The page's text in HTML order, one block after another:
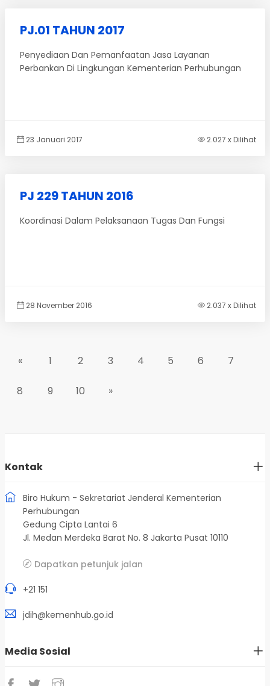
PJ.01 TAHUN 2017
Penyediaan Dan Pemanfaatan Jasa Layanan
Perbankan Di Lingkungan Kementerian Perhubungan
23 Januari 2017 2.027 x Dilihat
PJ 229 TAHUN 2016
Koordinasi Dalam Pelaksanaan Tugas Dan Fungsi
28 November 2016 2.037 x Dilihat
« 1 2 3 4 5 6 7
8 9 10 »
Kontak
Biro Hukum - Sekretariat Jenderal Kementerian
Perhubungan
Gedung Cipta Lantai 6
Jl. Medan Merdeka Barat No. 8 Jakarta Pusat 10110
Dapatkan petunjuk jalan
+21 151
jdih@kemenhub.go.id
Media Sosial